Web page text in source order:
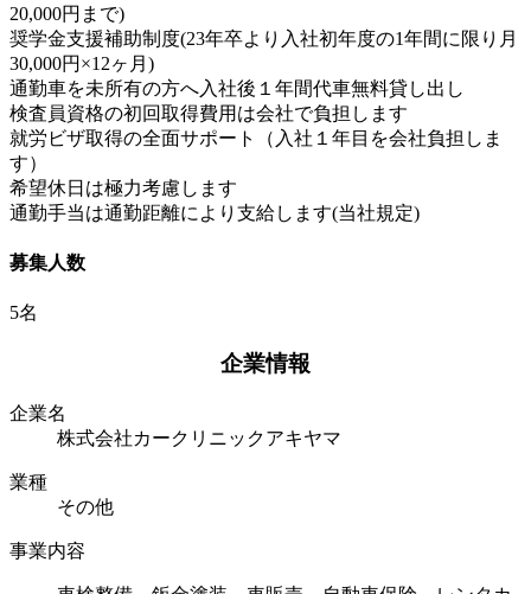
20,000円まで)
奨学金支援補助制度(23年卒より入社初年度の1年間に限り月
30,000円×12ヶ月)
通勤車を未所有の方へ入社後１年間代車無料貸し出し
検査員資格の初回取得費用は会社で負担します
就労ビザ取得の全面サポート（入社１年目を会社負担しま
す）
希望休日は極力考慮します
通勤手当は通勤距離により支給します(当社規定)
募集人数
5名
企業情報
企業名
株式会社カークリニックアキヤマ
業種
その他
事業内容